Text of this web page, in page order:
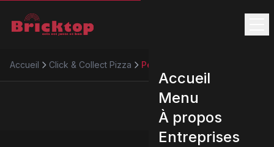
Accueil
Menu
À propos
Entreprises
Accueil Click & Collect Pizza Pere Lachaise